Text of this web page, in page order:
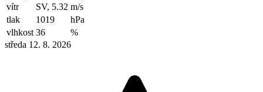
vítr
SV, 5.32 m/s
tlak
1019
hPa
vlhkost 36
%
středa 12. 8. 2026